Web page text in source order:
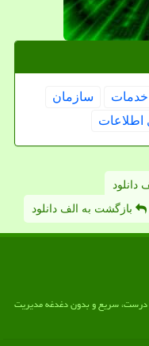
خدمات
سازمان
اطلاعات
دانلود
بازگشت به الف دانلود
درست، سریع و بدون دغدغه مدیریت